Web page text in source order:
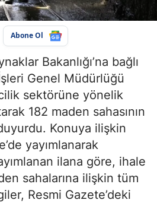
Abone Ol
Bakanlığı’na bağlı
Genel Müdürlüğü
sektörüne yönelik
182 maden sahasının
Konuya ilişkin
yayımlanarak
ilana göre, ihale
sahalarına ilişkin tüm
Resmi Gazete’deki